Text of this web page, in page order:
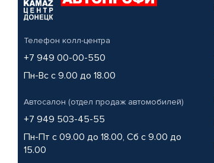
Телефон колл-центра
+7 949 00-00-550
Пн-Вс с 9.00 до 18.00
Автосалон (отдел продаж автомобилей)
+7 949 503-45-55
Пн-Пт с 09.00 до 18.00, Сб с 9.00 до
15.00